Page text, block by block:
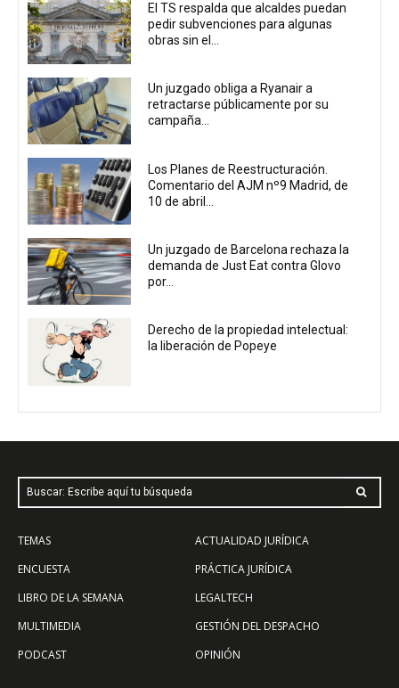
El TS respalda que alcaldes puedan
pedir subvenciones para algunas
obras sin el...
Un juzgado obliga a Ryanair a
retractarse públicamente por su
campaña...
Los Planes de Reestructuración.
Comentario del AJM nº9 Madrid, de
10 de abril...
Un juzgado de Barcelona rechaza la
demanda de Just Eat contra Glovo
por...
Derecho de la propiedad intelectual:
la liberación de Popeye
Buscar: Escribe aquí tu búsqueda
TEMAS
ENCUESTA
LIBRO DE LA SEMANA
MULTIMEDIA
PODCAST
ACTUALIDAD JURÍDICA
PRÁCTICA JURÍDICA
LEGALTECH
GESTIÓN DEL DESPACHO
OPINIÓN